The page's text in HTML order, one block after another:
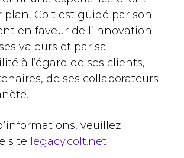
plan, Colt est guidé par son
en faveur de l’innovation
valeurs et par sa
à l’égard de ses clients,
de ses collaborateurs
veuillez
site legacy.colt.net